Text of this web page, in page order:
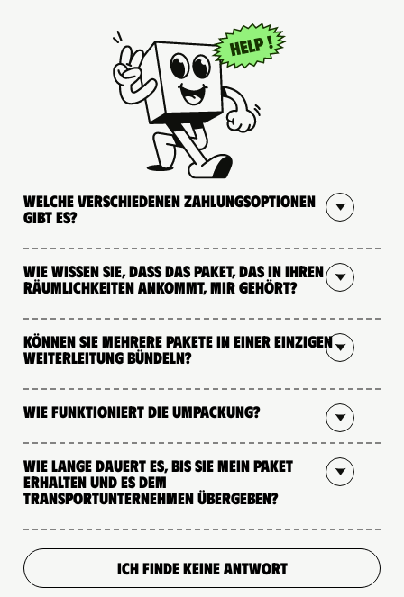
Welche verschiedenen Zahlungsoptionen
gibt es?
Wie wissen Sie, dass das Paket, das in Ihren
Räumlichkeiten ankommt, mir gehört?
Können Sie mehrere Pakete in einer einzigen
Weiterleitung bündeln?
Wie funktioniert die Umpackung?
Wie lange dauert es, bis Sie mein Paket
erhalten und es dem
Transportunternehmen übergeben?
ICH FINDE KEINE ANTWORT